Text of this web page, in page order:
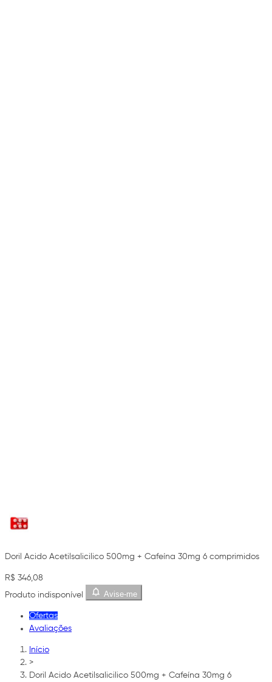
Doril Acido Acetilsalicilico 500mg + Cafeína 30mg 6 comprimidos
R$ 346,08
Produto indisponível
Avise-me
Ofertas
Avaliações
Início
>
Doril Acido Acetilsalicilico 500mg + Cafeína 30mg 6